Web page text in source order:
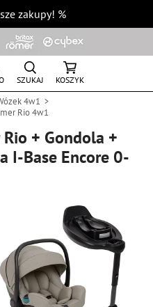
zakupy! %
SZUKAJ KOSZYK
4w1
Rio 4w1
+ Gondola +
I-Base Encore 0-